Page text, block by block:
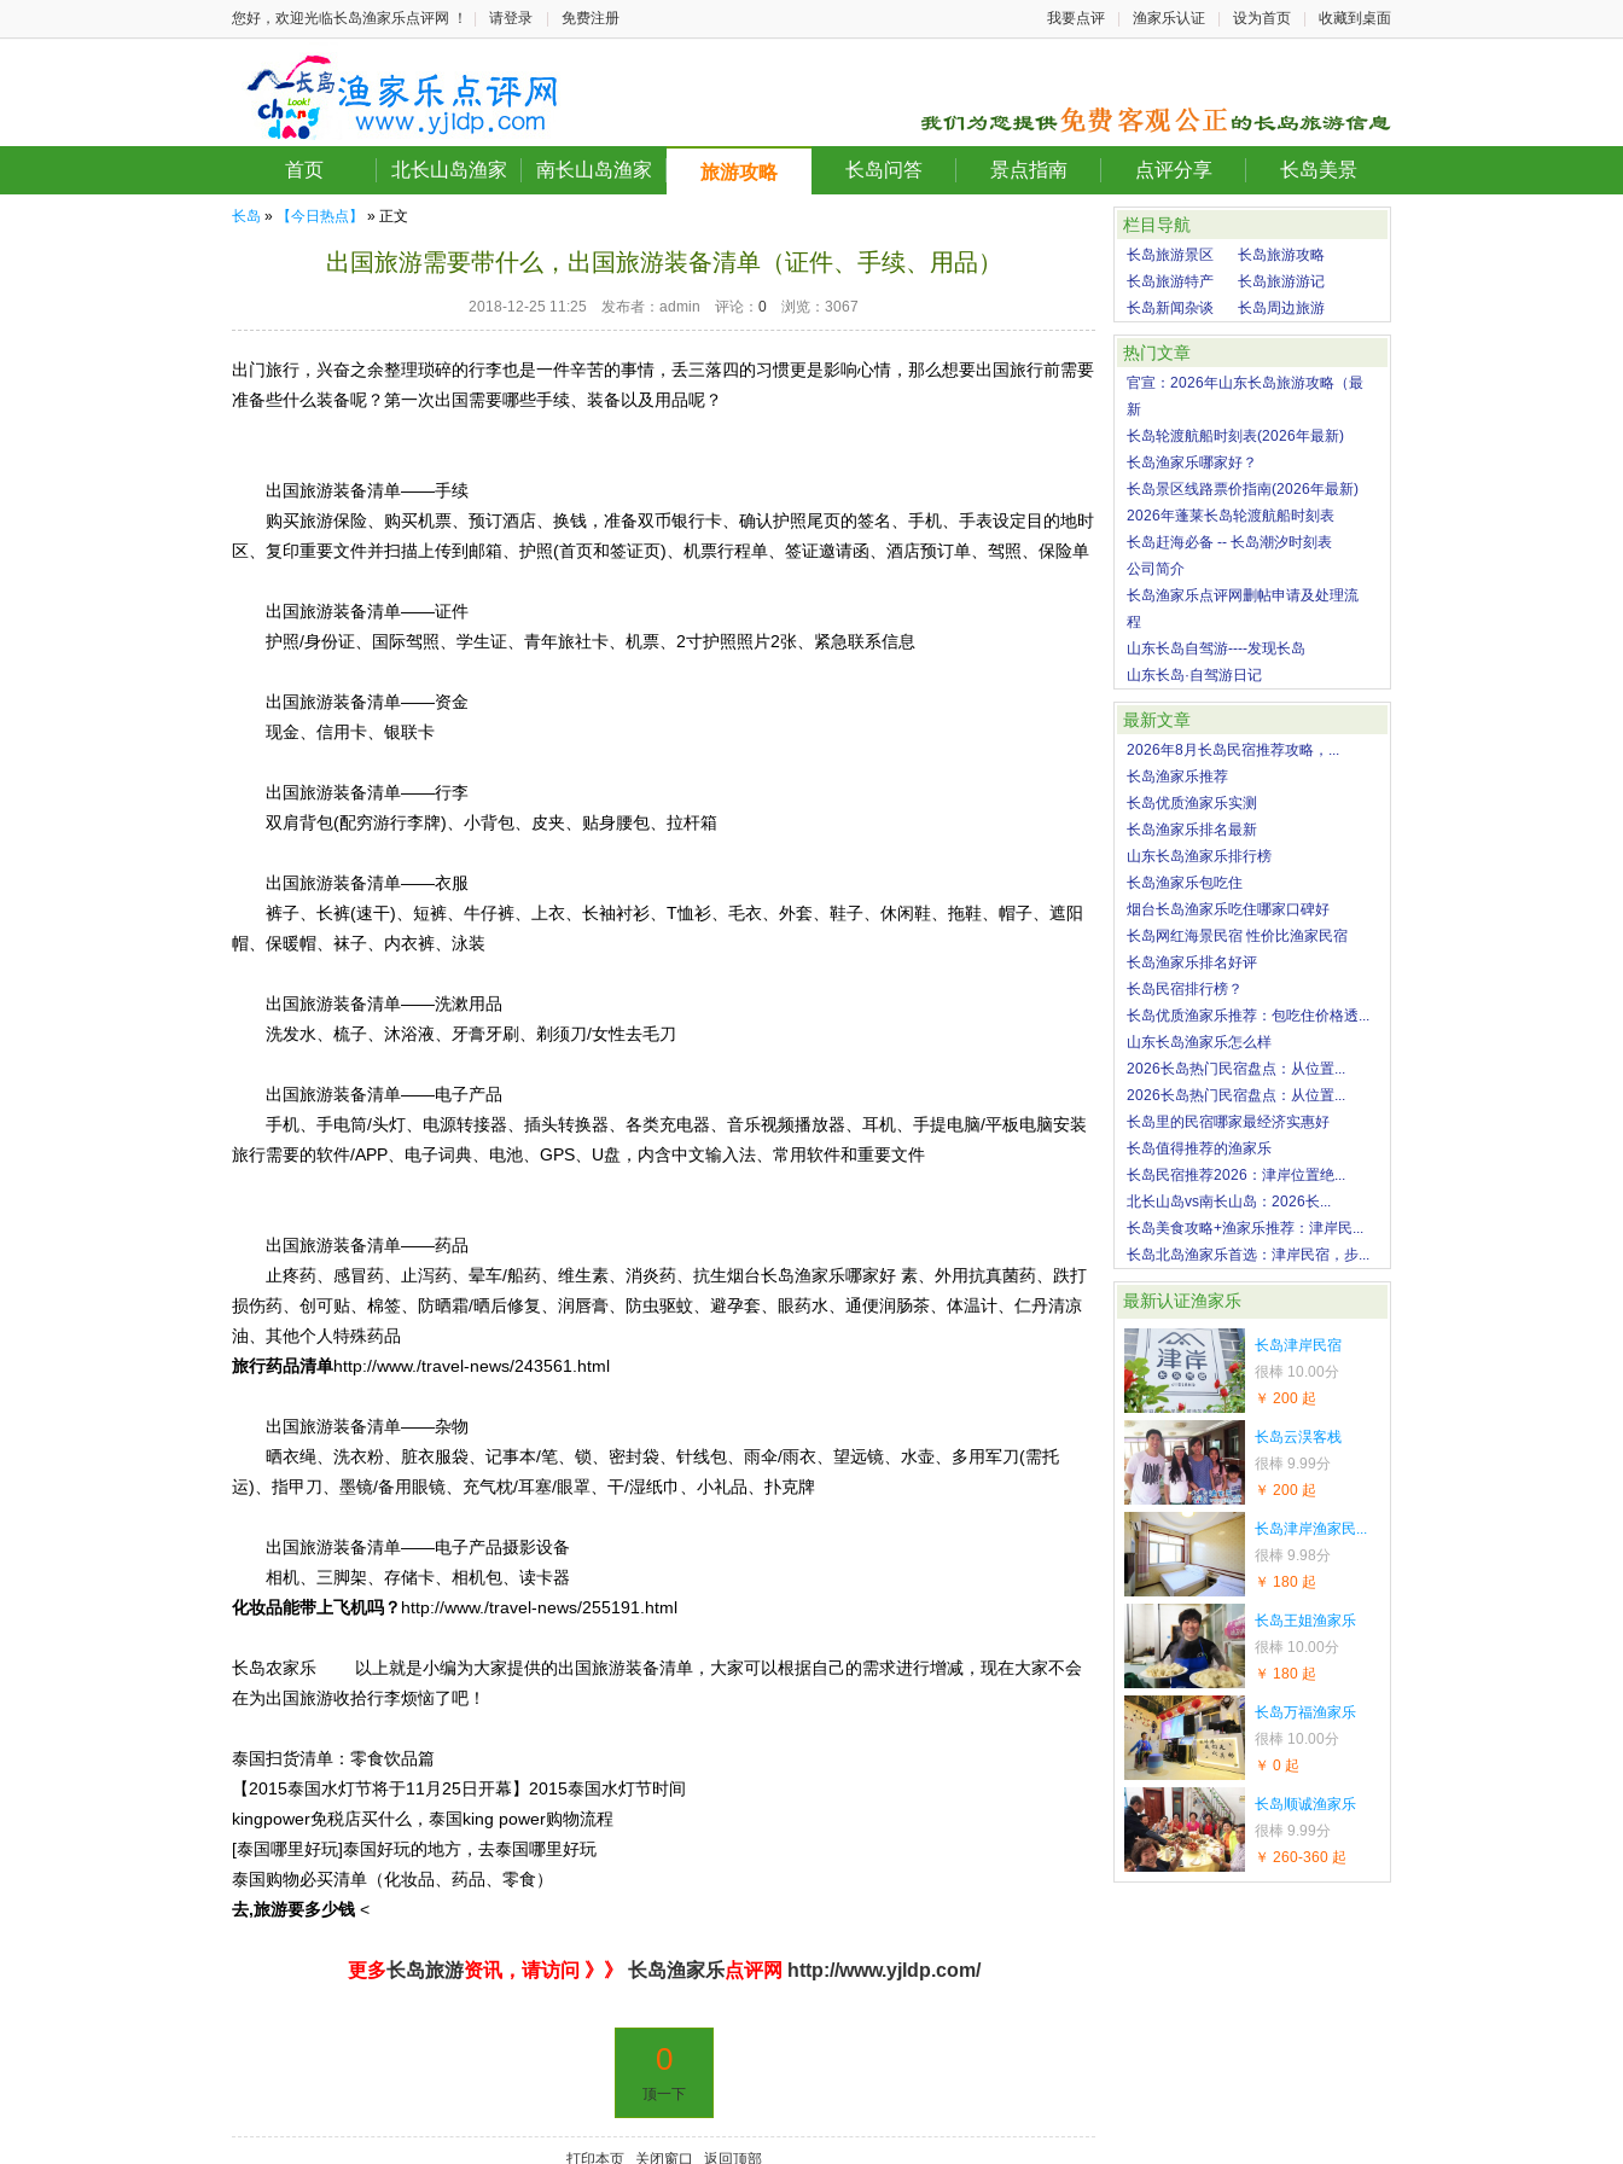
您好，欢迎光临长岛渔家乐点评网 ！ 请登录 免费注册 我要点评 渔家乐认证 设为首页 收藏到桌面
首页 北长山岛渔家 南长山岛渔家 旅游攻略 长岛问答 景点指南 点评分享 长岛美景
长岛 » 【今日热点】 » 正文
出国旅游需要带什么，出国旅游装备清单（证件、手续、用品）
2018-12-25 11:25 发布者：admin 评论： 0 浏览：3067
出门旅行，兴奋之余整理琐碎的行李也是一件辛苦的事情，丢三落四的习惯更是影响心情，那么想要出国旅行前需要
准备些什么装备呢？第一次出国需要哪些手续、装备以及用品呢？
出国旅游装备清单——手续
购买旅游保险、购买机票、预订酒店、换钱，准备双币银行卡、确认护照尾页的签名、手机、手表设定目的地时
区、复印重要文件并扫描上传到邮箱、护照(首页和签证页)、机票行程单、签证邀请函、酒店预订单、驾照、保险单
出国旅游装备清单——证件
护照/身份证、国际驾照、学生证、青年旅社卡、机票、2寸护照照片2张、紧急联系信息
出国旅游装备清单——资金
现金、信用卡、银联卡
出国旅游装备清单——行李
双肩背包(配穷游行李牌)、小背包、皮夹、贴身腰包、拉杆箱
出国旅游装备清单——衣服
裤子、长裤(速干)、短裤、牛仔裤、上衣、长袖衬衫、T恤衫、毛衣、外套、鞋子、休闲鞋、拖鞋、帽子、遮阳
帽、保暖帽、袜子、内衣裤、泳装
出国旅游装备清单——洗漱用品
洗发水、梳子、沐浴液、牙膏牙刷、剃须刀/女性去毛刀
出国旅游装备清单——电子产品
手机、手电筒/头灯、电源转接器、插头转换器、各类充电器、音乐视频播放器、耳机、手提电脑/平板电脑安装
旅行需要的软件/APP、电子词典、电池、GPS、U盘，内含中文输入法、常用软件和重要文件
出国旅游装备清单——药品
止疼药、感冒药、止泻药、晕车/船药、维生素、消炎药、抗生烟台长岛渔家乐哪家好 素、外用抗真菌药、跌打
损伤药、创可贴、棉签、防晒霜/晒后修复、润唇膏、防虫驱蚊、避孕套、眼药水、通便润肠茶、体温计、仁丹清凉
油、其他个人特殊药品
旅行药品清单http://www./travel-news/243561.html
出国旅游装备清单——杂物
晒衣绳、洗衣粉、脏衣服袋、记事本/笔、锁、密封袋、针线包、雨伞/雨衣、望远镜、水壶、多用军刀(需托
运)、指甲刀、墨镜/备用眼镜、充气枕/耳塞/眼罩、干/湿纸巾、小礼品、扑克牌
出国旅游装备清单——电子产品摄影设备
相机、三脚架、存储卡、相机包、读卡器
化妆品能带上飞机吗？ http://www./travel-news/255191.html
长岛农家乐 以上就是小编为大家提供的出国旅游装备清单，大家可以根据自己的需求进行增减，现在大家不会
在为出国旅游收拾行李烦恼了吧！
泰国扫货清单：零食饮品篇
【2015泰国水灯节将于11月25日开幕】2015泰国水灯节时间
kingpower免税店买什么，泰国king power购物流程
[泰国哪里好玩]泰国好玩的地方，去泰国哪里好玩
泰国购物必买清单（化妆品、药品、零食）
去,旅游要多少钱 <
更多长岛旅游资讯，请访问 》》 长岛渔家乐点评网 http://www.yjldp.com/
0
顶一下
打印本页 关闭窗口 返回顶部
栏目导航
长岛旅游景区
长岛旅游攻略
长岛旅游特产
长岛旅游游记
长岛新闻杂谈
长岛周边旅游
热门文章
官宣：2026年山东长岛旅游攻略（最
新
长岛轮渡航船时刻表(2026年最新)
长岛渔家乐哪家好？
长岛景区线路票价指南(2026年最新)
2026年蓬莱长岛轮渡航船时刻表
长岛赶海必备 -- 长岛潮汐时刻表
公司简介
长岛渔家乐点评网删帖申请及处理流
程
山东长岛自驾游----发现长岛
山东长岛·自驾游日记
最新文章
2026年8月长岛民宿推荐攻略，...
长岛渔家乐推荐
长岛优质渔家乐实测
长岛渔家乐排名最新
山东长岛渔家乐排行榜
长岛渔家乐包吃住
烟台长岛渔家乐吃住哪家口碑好
长岛网红海景民宿 性价比渔家民宿
长岛渔家乐排名好评
长岛民宿排行榜？
长岛优质渔家乐推荐：包吃住价格透...
山东长岛渔家乐怎么样
2026长岛热门民宿盘点：从位置...
2026长岛热门民宿盘点：从位置...
长岛里的民宿哪家最经济实惠好
长岛值得推荐的渔家乐
长岛民宿推荐2026：津岸位置绝...
北长山岛vs南长山岛：2026长...
长岛美食攻略+渔家乐推荐：津岸民...
长岛北岛渔家乐首选：津岸民宿，步...
最新认证渔家乐
长岛津岸民宿
很棒 10.00分
￥ 200 起
长岛云淏客栈
很棒 9.99分
￥ 200 起
长岛津岸渔家民...
很棒 9.98分
￥ 180 起
长岛王姐渔家乐
很棒 10.00分
￥ 180 起
长岛万福渔家乐
很棒 10.00分
￥ 0 起
长岛顺诚渔家乐
很棒 9.99分
￥ 260-360 起